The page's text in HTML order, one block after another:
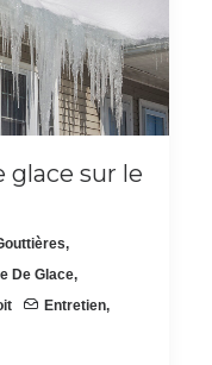
glace sur le
,
De Glace,
Entretien,